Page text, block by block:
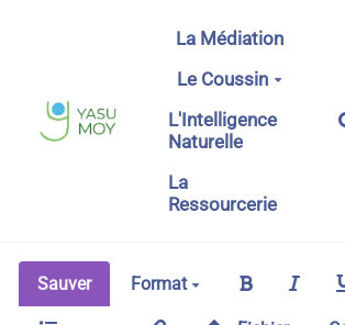
Aller au contenu principal
La Médiation
Le Coussin
L'Intelligence
Naturelle
La
Ressourcerie
Sauver Format